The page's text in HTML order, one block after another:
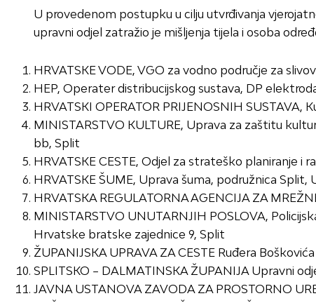
U provedenom postupku u cilju utvrđivanja
upravni odjel zatražio je mišljenja tijela i osoba
HRVATSKE VODE, VGO za vodno područje za
HEP, Operater distribucijskog sustava, DP
HRVATSKI OPERATOR PRIJENOSNIH SUSTAVA,
MINISTARSTVO KULTURE, Uprava za zaštitu
bb, Split
HRVATSKE CESTE, Odjel za strateško planiranje i
HRVATSKE ŠUME, Uprava šuma, podružnica Split,
HRVATSKA REGULATORNA AGENCIJA ZA
MINISTARSTVO UNUTARNJIH POSLOVA,
Hrvatske bratske zajednice 9, Split
ŽUPANIJSKA UPRAVA ZA CESTE Ruđera
SPLITSKO – DALMATINSKA ŽUPANIJA Upravni
JAVNA USTANOVA ZAVODA ZA PROSTORNO